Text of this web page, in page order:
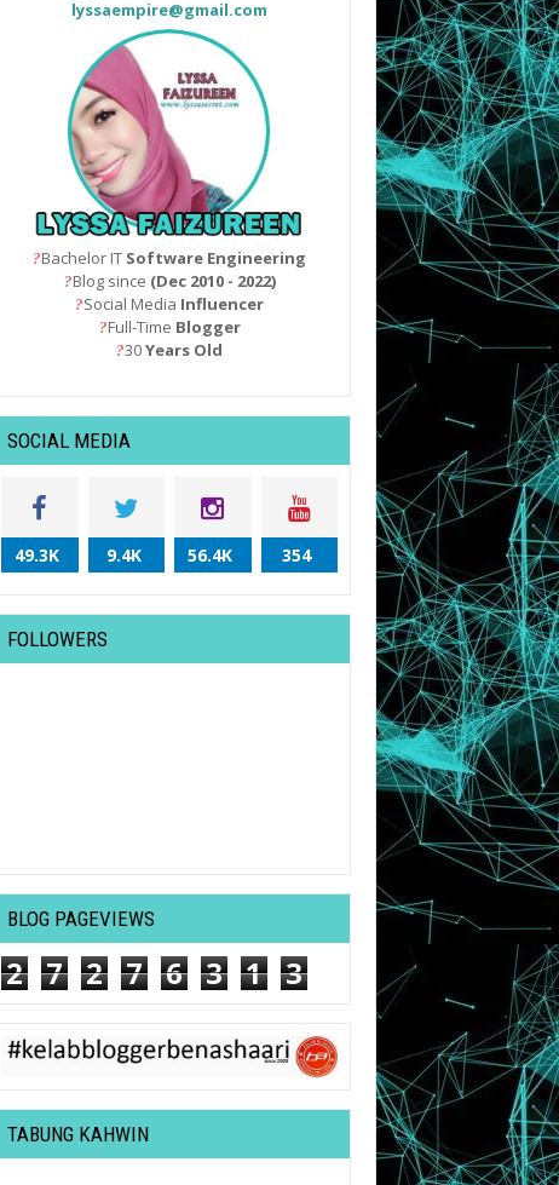
lyssaempire@gmail.com
?Bachelor IT Software Engineering
?Blog since (Dec 2010 - 2022)
?Social Media Influencer
?Full-Time Blogger
?30Years Old
SOCIAL MEDIA
49.3K 9.4K 56.4K 354
FOLLOWERS
BLOG PAGEVIEWS
2 7 2 7 6 3 1 3
TABUNG KAHWIN